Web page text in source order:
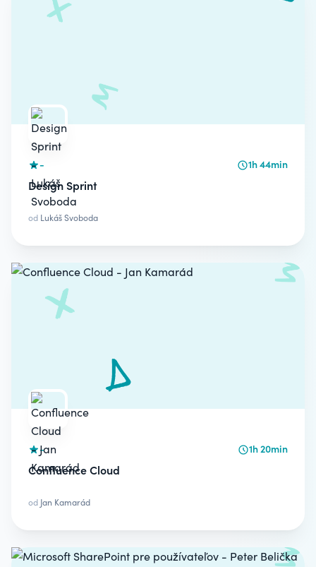
- 1h 44min
Design Sprint
od Lukáš Svoboda
- 1h 20min
Confluence Cloud
od Jan Kamarád